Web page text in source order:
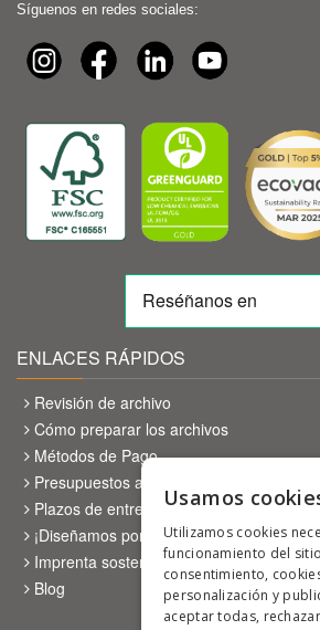
Síguenos en redes sociales:
ENLACES RÁPIDOS
Revisión de archivo
Cómo preparar los archivos
Métodos de Pago
Presupuestos a medida
Plazos de entrega
¡Diseñamos por ti!
Imprenta sostenible
Blog
Usamos
Utilizamos cookies
funcionamiento del
consentimiento,
personalización y
aceptar todas,